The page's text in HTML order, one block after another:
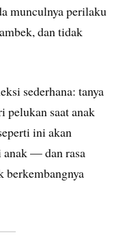
munculnya perilaku
dan tidak
sederhana: tanya
pelukan saat anak
ini akan
anak — dan rasa
berkembangnya